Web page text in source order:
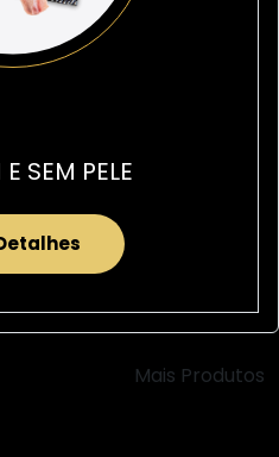
SEM PELE
Mais Produtos